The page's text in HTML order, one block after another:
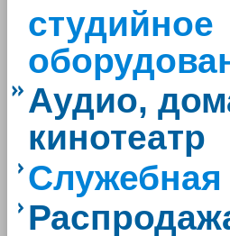
студийное
Аудио,
кинотеатр
Служебная